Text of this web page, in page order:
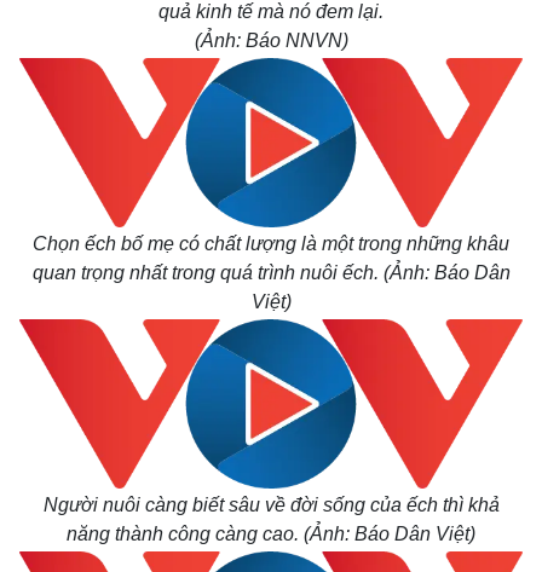
quả kinh tế mà nó đem lại.
(Ảnh: Báo NNVN)
Chọn ếch bố mẹ có chất lượng là một trong những khâu
quan trọng nhất trong quá trình nuôi ếch. (Ảnh: Báo Dân
Việt)
Người nuôi càng biết sâu về đời sống của ếch thì khả
năng thành công càng cao. (Ảnh: Báo Dân Việt)